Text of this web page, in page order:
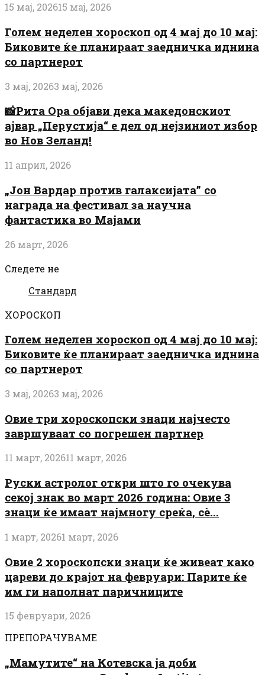
15 мај, 202615 мај, 2026
Голем неделен хороскоп од 4 мај до 10 мај:
Биковите ќе планираат заедничка иднина
со партнерот
3 мај, 20263 мај, 2026
📸Рита Ора објави дека македонскиот
ајвар „Перустија“ е дел од нејзиниот избор
во Нов Зеланд!
11 април, 2026
„Јон Вардар против галаксијата” со
награда на фестивал за научна
фантастика во Мајами
26 март, 2026
Следете не
Стандард
ХОРОСКОП
Голем неделен хороскоп од 4 мај до 10 мај:
Биковите ќе планираат заедничка иднина
со партнерот
3 мај, 20263 мај, 2026
Овие три хороскопски знаци најчесто
завршуваат со погрешен партнер
11 март, 202611 март, 2026
Руски астролог откри што го очекува
секој знак во март 2026 година: Овие 3
знаци ќе имаат најмногу среќа, сè...
1 март, 20261 март, 2026
Овие 2 хороскопски знаци ќе живеат како
цареви до крајот на февруари: Парите ќе
им ги наполнат паричниците
15 февруари, 2026
ПРЕПОРАЧУВАМЕ
„Мамутите“ на Котевска ја доби